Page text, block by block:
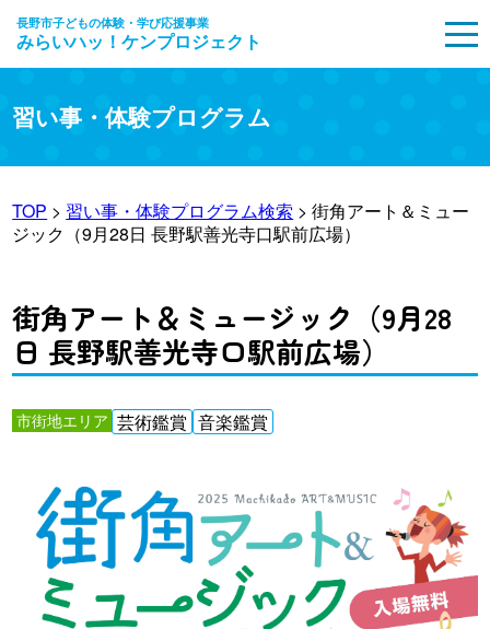
長野市子どもの体験・学び応援事業
みらいハッ！ケンプロジェクト
習い事・体験プログラム
TOP > 習い事・体験プログラム検索 > 街角アート＆ミュー
ジック（9月28日 長野駅善光寺口駅前広場）
街角アート＆ミュージック（9月28
日 長野駅善光寺口駅前広場）
市街地エリア 芸術鑑賞 音楽鑑賞